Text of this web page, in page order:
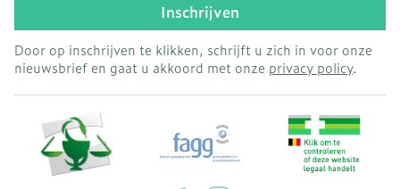
Inschrijven
Door op inschrijven te klikken, schrijft u zich in voor onze
nieuwsbrief en gaat u akkoord met onze privacy policy.